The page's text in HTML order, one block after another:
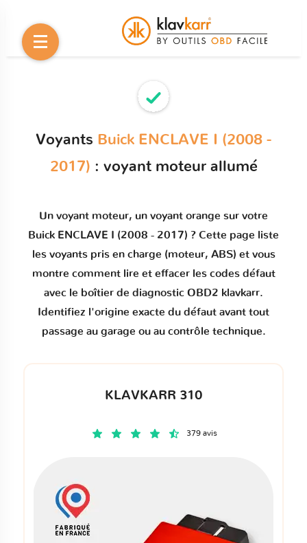
Voyants Buick ENCLAVE I (2008 -
2017) : voyant moteur allumé
Un voyant moteur, un voyant orange sur votre
Buick ENCLAVE I (2008 - 2017) ? Cette page liste
les voyants pris en charge (moteur, ABS) et vous
montre comment lire et effacer les codes défaut
avec le boîtier de diagnostic OBD2 klavkarr.
Identifiez l'origine exacte du défaut avant tout
passage au garage ou au contrôle technique.
KLAVKARR 310
379 avis